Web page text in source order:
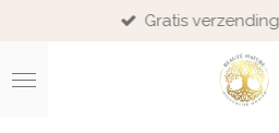
naar
de
Gratis